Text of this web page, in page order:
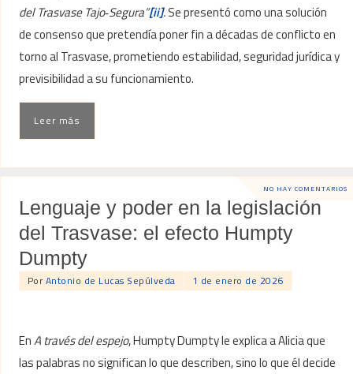
del Trasvase Tajo‑Segura”[ii].Se presentó como una solución
de consenso que pretendía poner fin a décadas de conflicto en
torno al Trasvase, prometiendo estabilidad, seguridad jurídica y
previsibilidad a su funcionamiento.
Leer más
NO HAY COMENTARIOS
Lenguaje y poder en la legislación
del Trasvase: el efecto Humpty
Dumpty
PorAntonio de Lucas Sepúlveda 1 de enero de 2026
EnA través del espejo, Humpty Dumpty le explica a Alicia que
las palabras no significan lo que describen, sino lo que él decide